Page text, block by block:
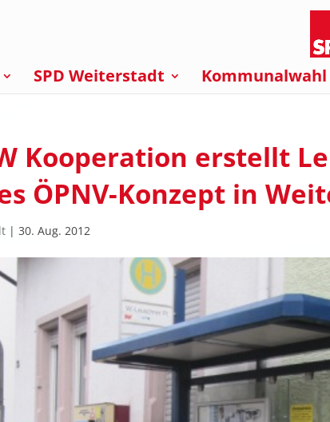
SPD Weiterstadt Kommunalwahl
Kooperation erstellt
ÖPNV-Konzept in
| 30. Aug. 2012